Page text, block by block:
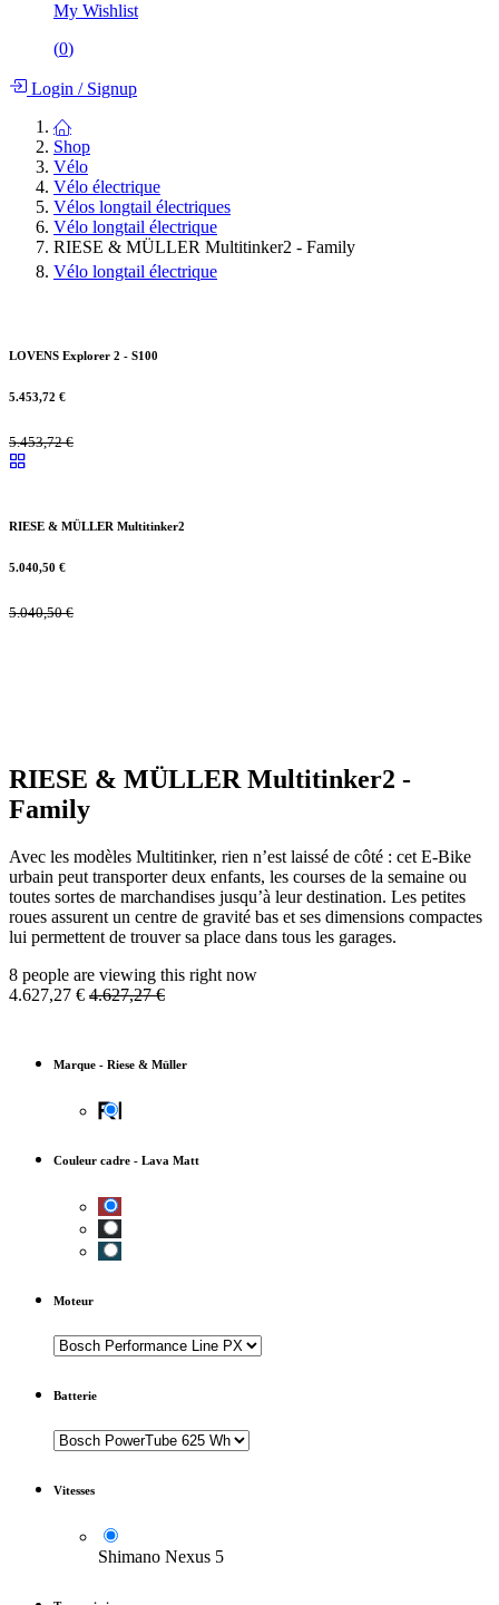
My Wishlist
(0)
Login /Signup
Shop
Vélo
Vélo électrique
Vélos longtail électriques
Vélo longtail électrique
RIESE & MÜLLER Multitinker2 - Family
Vélo longtail électrique
LOVENS Explorer 2 - S100
5.453,72 €
5.453,72€
RIESE & MÜLLER Multitinker2
5.040,50 €
5.040,50€
RIESE & MÜLLER Multitinker2 -
Family
Avec les modèles Multitinker, rien n’est laissé de côté : cet E-Bike
urbain peut transporter deux enfants, les courses de la semaine ou
toutes sortes de marchandises jusqu’à leur destination. Les petites
roues assurent un centre de gravité bas et ses dimensions compactes
lui permettent de trouver sa place dans tous les garages.
8 people are viewing this right now
4.627,27 € 4.627,27€
Marque - Riese & Müller
Couleur cadre - Lava Matt
Moteur
Batterie
Vitesses
Shimano Nexus 5